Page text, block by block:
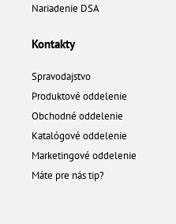
Nariadenie DSA
Kontakty
Spravodajstvo
Produktové oddelenie
Obchodné oddelenie
Katalógové oddelenie
Marketingové oddelenie
Máte pre nás tip?